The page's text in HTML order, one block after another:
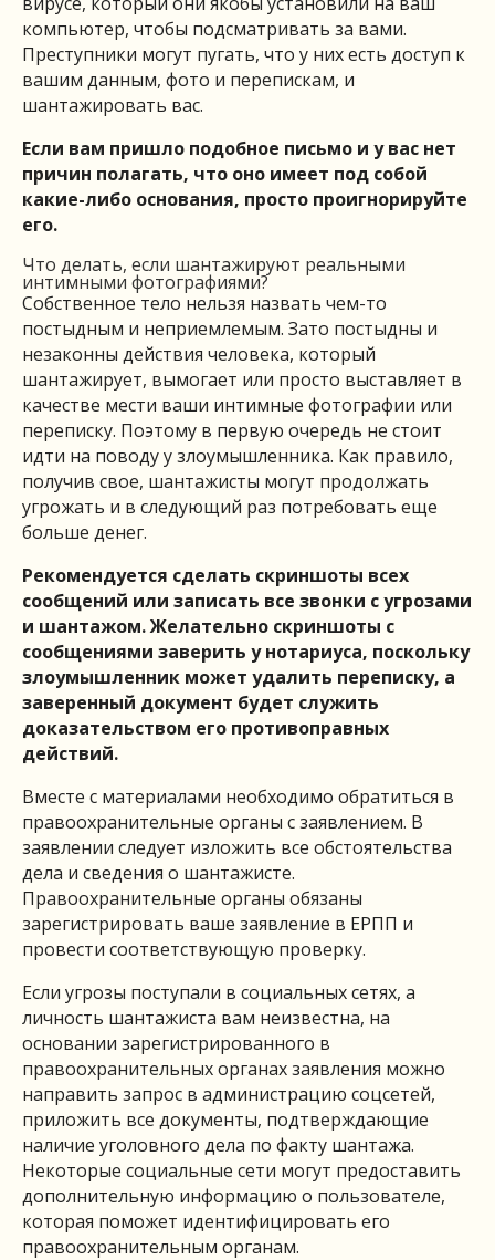
компьютер, чтобы подсматривать за вами.
Преступники могут пугать, что у них есть доступ к
вашим данным, фото и перепискам, и
шантажировать вас.
Если вам пришло подобное письмо и у вас нет
причин полагать, что оно имеет под собой
какие-либо основания, просто проигнорируйте
его.
Что делать, если шантажируют реальными
интимными фотографиями?
Собственное тело нельзя назвать чем-то
постыдным и неприемлемым. Зато постыдны и
незаконны действия человека, который
шантажирует, вымогает или просто выставляет в
качестве мести ваши интимные фотографии или
переписку. Поэтому в первую очередь не стоит
идти на поводу у злоумышленника. Как правило,
получив свое, шантажисты могут продолжать
угрожать и в следующий раз потребовать еще
больше денег.
Рекомендуется сделать скриншоты всех
сообщений или записать все звонки с угрозами
и шантажом. Желательно скриншоты с
сообщениями заверить у нотариуса, поскольку
злоумышленник может удалить переписку, а
заверенный документ будет служить
доказательством его противоправных
действий.
Вместе с материалами необходимо обратиться в
правоохранительные органы с заявлением. В
заявлении следует изложить все обстоятельства
дела и сведения о шантажисте.
Правоохранительные органы обязаны
зарегистрировать ваше заявление в ЕРПП и
провести соответствующую проверку.
Если угрозы поступали в социальных сетях, а
личность шантажиста вам неизвестна, на
основании зарегистрированного в
правоохранительных органах заявления можно
направить запрос в администрацию соцсетей,
приложить все документы, подтверждающие
наличие уголовного дела по факту шантажа.
Некоторые социальные сети могут предоставить
дополнительную информацию о пользователе,
которая поможет идентифицировать его
правоохранительным органам.